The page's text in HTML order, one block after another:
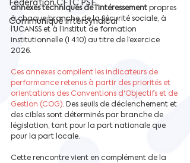
Fédération CFTC PSE
Communiqué intersyndical
annexes techniques de l’intéressement propres
à chaque branche de la Sécurité sociale, à
l’UCANSS et à l’institut de formation
institutionnelle (I 4.10) au titre de l’exercice
2026.
Ces annexes compilent les indicateurs de
performance retenus à partir des priorités et
orientations des Conventions d'Objectifs et de
Gestion (COG). Des seuils de déclenchement et
des cibles sont déterminés par branche de
législation, tant pour la part nationale que
pour la part locale.
Cette rencontre vient en complément de la